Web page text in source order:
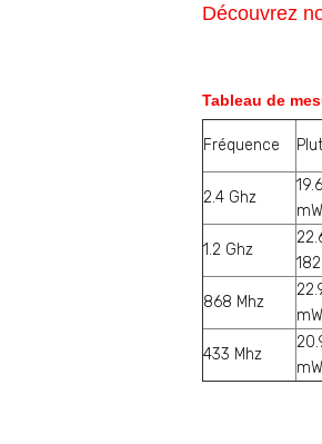
Découvrez
Tableau de
Fréquence
2.4 Ghz
mW
1.2 Ghz
868 Mhz
mW
433 Mhz
mW